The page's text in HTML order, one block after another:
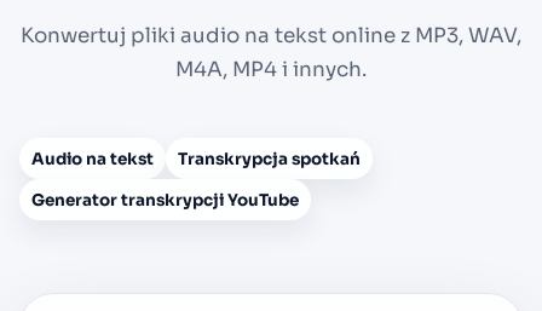
Konwertuj pliki audio na tekst online z MP3, WAV,
M4A, MP4 i innych.
Audio na tekst
Transkrypcja spotkań
Generator transkrypcji YouTube